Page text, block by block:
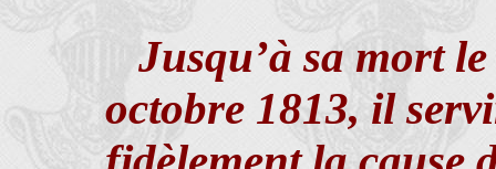
Jusqu’à sa mort
octobre 1813, il